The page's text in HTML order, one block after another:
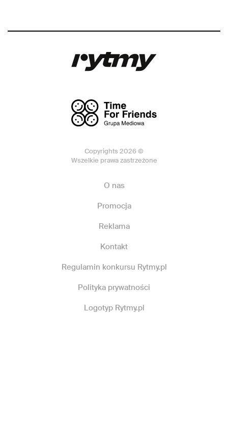
Copyrights 2026 ©
Wszelkie prawa zastrzeżone
O nas
Promocja
Reklama
Kontakt
Regulamin konkursu Rytmy.pl
Polityka prywatności
Logotyp Rytmy.pl